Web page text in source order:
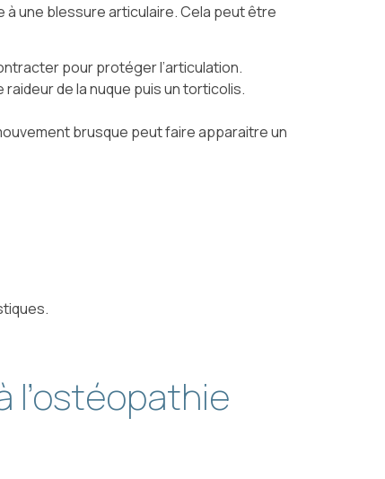
une blessure articulaire. Cela peut être
pour protéger l’articulation.
de la nuque puis un torticolis.
brusque peut faire apparaitre un
l’ostéopathie